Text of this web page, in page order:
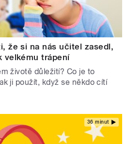
že si na nás učitel zasedl,
velkému trápení
životě důležití? Co je to
ji použít, když se někdo cítí
36 minut